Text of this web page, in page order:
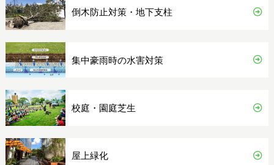
倒木防止対策・地下支柱
集中豪雨時の水害対策
校庭・園庭芝生
屋上緑化